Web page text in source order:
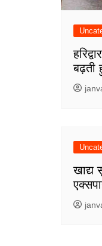
बढ़ती
खाद्य